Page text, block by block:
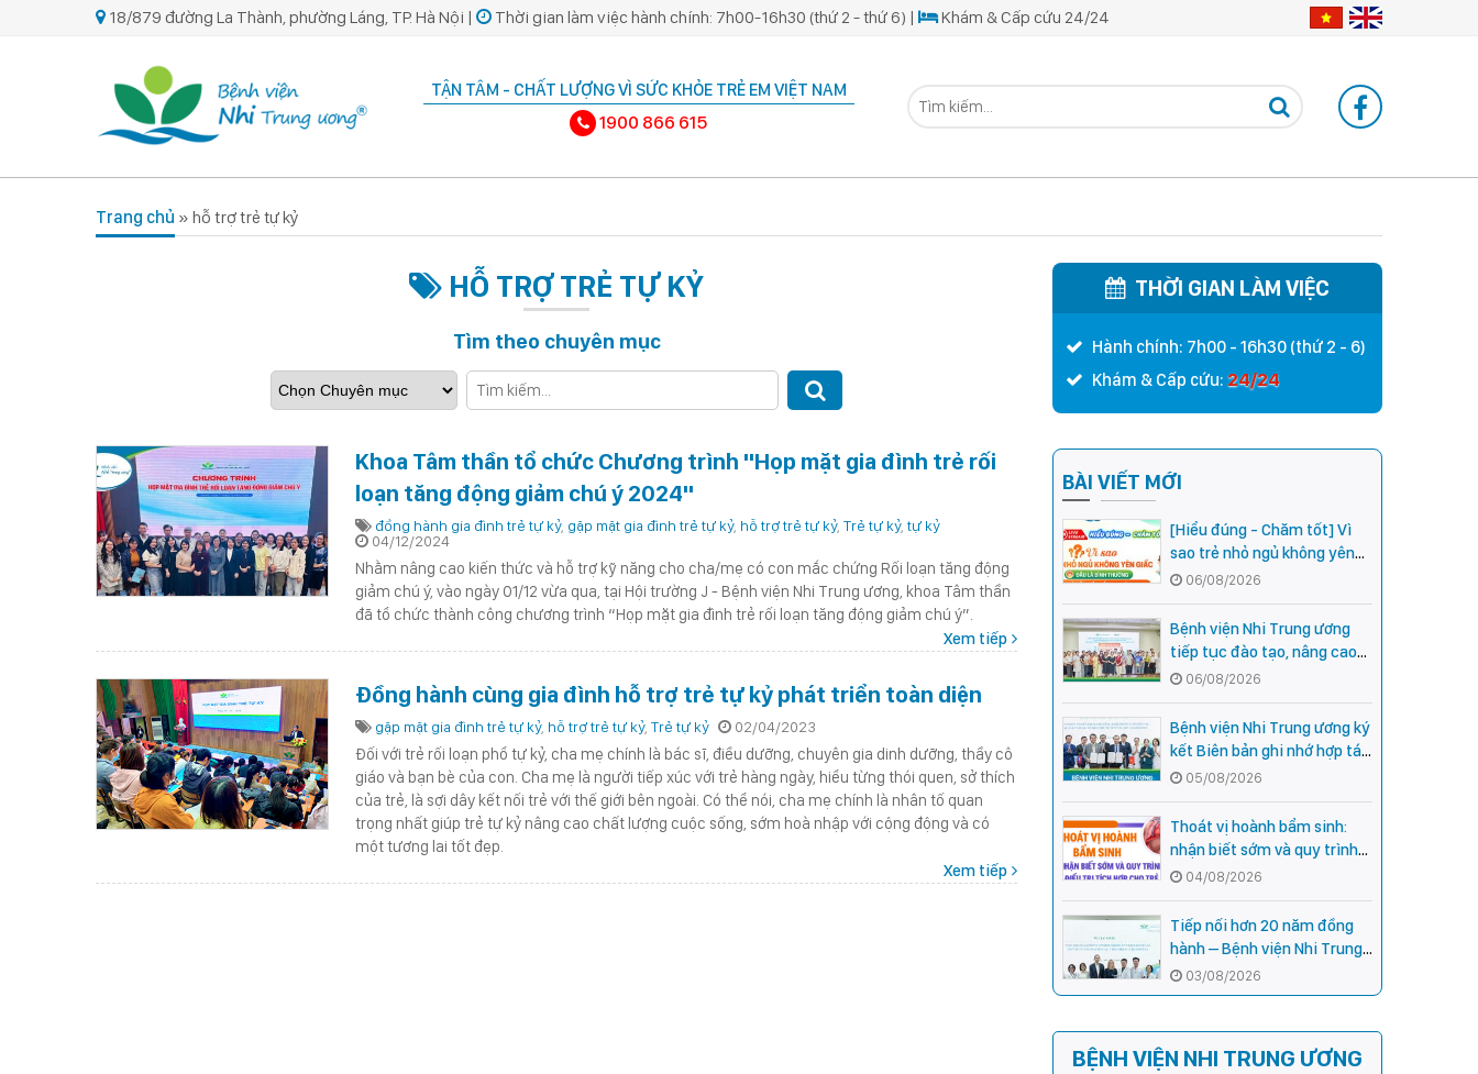
18/879 đường La Thành, phường Láng, TP. Hà Nội | Thời gian làm việc hành chính: 7h00-16h30 (thứ 2 - thứ 6) | Khám & Cấp cứu 24/24
TẬN TÂM - CHẤT LƯỢNG VÌ SỨC KHỎE TRẺ EM VIỆT NAM
1900 866 615
Trang chủ » hỗ trợ trẻ tự kỷ
HỖ TRỢ TRẺ TỰ KỶ
Tìm theo chuyên mục
Khoa Tâm thần tổ chức Chương trình "Họp mặt gia đình trẻ rối
loạn tăng động giảm chú ý 2024"
đồng hành gia đình trẻ tự kỷ, gặp mặt gia đình trẻ tự kỷ, hỗ trợ trẻ tự kỷ, Trẻ tự kỷ, tự kỷ
04/12/2024
Nhằm nâng cao kiến thức và hỗ trợ kỹ năng cho cha/mẹ có con mắc chứng Rối loạn tăng động
giảm chú ý, vào ngày 01/12 vừa qua, tại Hội trường J - Bệnh viện Nhi Trung ương, khoa Tâm thần
đã tổ chức thành công chương trình “Họp mặt gia đình trẻ rối loạn tăng động giảm chú ý”.
Xem tiếp
Đồng hành cùng gia đình hỗ trợ trẻ tự kỷ phát triển toàn diện
gặp mặt gia đình trẻ tự kỷ, hỗ trợ trẻ tự kỷ, Trẻ tự kỷ 02/04/2023
Đối với trẻ rối loạn phổ tự kỷ, cha mẹ chính là bác sĩ, điều dưỡng, chuyên gia dinh dưỡng, thầy cô
giáo và bạn bè của con. Cha mẹ là người tiếp xúc với trẻ hàng ngày, hiểu từng thói quen, sở thích
của trẻ, là sợi dây kết nối trẻ với thế giới bên ngoài. Có thể nói, cha mẹ chính là nhân tố quan
trọng nhất giúp trẻ tự kỷ nâng cao chất lượng cuộc sống, sớm hoà nhập với cộng động và có
một tương lai tốt đẹp.
Xem tiếp
THỜI GIAN LÀM VIỆC
Hành chính: 7h00 - 16h30 (thứ 2 - 6)
Khám & Cấp cứu: 24/24
BÀI VIẾT MỚI
[Hiểu đúng - Chăm tốt] Vì
sao trẻ nhỏ ngủ không yên
giấc - Đâu là bình thường,
đâu là dấu hiệu cần đi khám
ngay?
06/08/2026
Bệnh viện Nhi Trung ương
tiếp tục đào tạo, nâng cao
năng lực khám, chữa bệnh
Nhi khoa cho cán bộ y tế tại
các tỉnh miền núi phía Bắc
06/08/2026
Bệnh viện Nhi Trung ương ký
kết Biên bản ghi nhớ hợp tác
với Bệnh viện Nhi Quốc gia
Campuchia
05/08/2026
Thoát vị hoành bẩm sinh:
nhận biết sớm và quy trình
điều trị tích hợp cho trẻ -
chia sẻ từ các chuyên gia
hàng đầu của Bệnh Viện Nhi
Trung ương
04/08/2026
Tiếp nối hơn 20 năm đồng
hành – Bệnh viện Nhi Trung
ương và Tổ chức Orbis (Hoa
Kỳ) tăng cường hợp tác, mở
03/08/2026
BỆNH VIỆN NHI TRUNG ƯƠNG